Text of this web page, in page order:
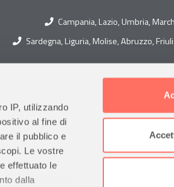
IP, utilizzando
al fine di
il pubblico e
Le vostre
effettuato le
dalla
Campania, Lazio, Umbria,
Sardegna, Liguria, Molise, Abruzzo,
Toscana, Lombardia, Piemonte,
Sicilia, Puglia, Calabria,
0883 494884 Emilia